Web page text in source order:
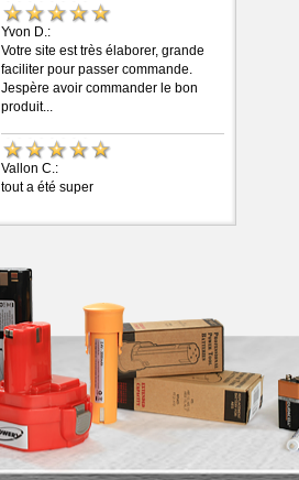
Yvon D.:
Votre site est très élaborer, grande
faciliter pour passer commande.
Jespère avoir commander le bon
produit...
Vallon C.:
tout a été super